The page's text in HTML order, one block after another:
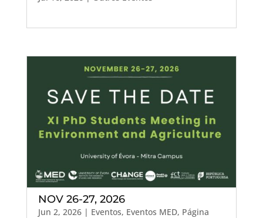
NOV 26-27, 2026
Jun 2, 2026| Eventos, Eventos MED, Página